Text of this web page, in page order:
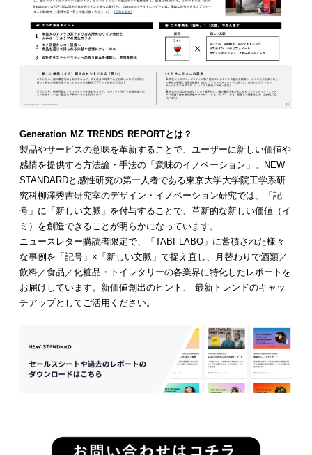
Generation MZ TRENDS REPORTとは？
製品やサービスの意味を革新することで、ユーザーに新しい価値や
感情を提供する方法論・手法の「意味のイノベーション」。NEW
STANDARDと感性研究の第一人者である東京大学大学院工学系研
究科柳澤秀吉研究室のデザイン・イノベーション研究では、「記
号」に「新しい文脈」を付与することで、革新的な新しい価値（イ
ミ）を創造できることが明らかになっています。
ニュースレター購読者限定で、「TABI LABO」に蓄積された様々
な事例を「記号」×「新しい文脈」で捉え直し、月替わりで酒類／
飲料／食品／化粧品・トイレタリーの各業界に特化したレポートを
お届けしています。新価値創出のヒント、 最新トレンドのキャッ
チアップとしてご活用ください。